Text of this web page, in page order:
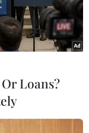
Italy
Loans?